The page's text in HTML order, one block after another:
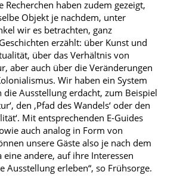
Recherchen haben zudem gezeigt,
Objekt je nachdem, unter
wir es betrachten, ganz
erzählt: über Kunst und
über das Verhältnis von
aber auch über die Veränderungen
Wir haben ein System
die Ausstellung erdacht, zum Beispiel
den ‚Pfad des Wandels‘ oder den
Mit entsprechenden E-Guides
auch analog in Form von
unsere Gäste also je nach dem
eine andere, auf ihre Interessen
Ausstellung erleben“, so Frühsorge.